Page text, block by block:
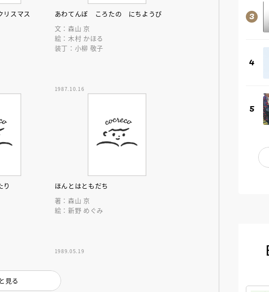
リスマス
あわてんぼ ころたの にちようび
文：森山 京
絵：木村 かほる
装丁：小柳 敬子
1987.10.16
り
ほんとはともだち
著：森山 京
絵：新野 めぐみ
1989.05.19
見る
えほん通信